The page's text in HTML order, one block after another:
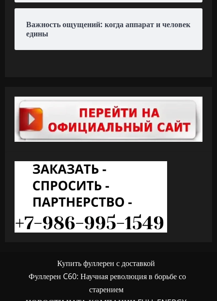
Важность ощущений: когда аппарат и человек
едины
Купить фуллерен с доставкой
Фуллерен C60: Научная революция в борьбе со
старением